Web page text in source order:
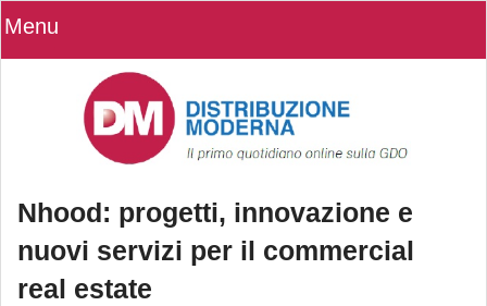
Menu
Nhood: progetti, innovazione e
nuovi servizi per il commercial
real estate